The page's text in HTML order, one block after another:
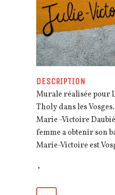
DESCRIPTION
Murale réalisée pour
Tholy dans les Vosges.
Marie -Victoire
femme a obtenir son
Marie-Victoire est